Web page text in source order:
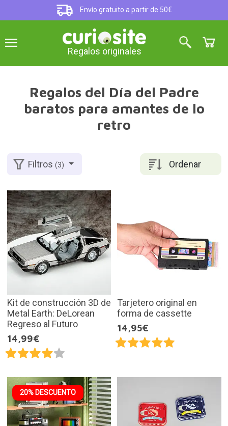
Envío gratuito a partir de 50€
Regalos originales
Regalos del Día del Padre
baratos para amantes de lo
retro
Ordenar
Filtros(3)
Kit de construcción 3D de
Metal Earth: DeLorean
Regreso al Futuro
14,99€
Tarjetero original en
forma de cassette
14,95€
20% DESCUENTO